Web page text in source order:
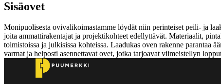
Sisäovet
Monipuolisesta ovivalikoimastamme löydät niin perinteiset peili- ja
joita ammattirakentajat ja projektikohteet edellyttävät. Materiaalit,
toimistoissa ja julkisissa kohteissa. Laadukas oven rakenne parantaa
varmat ja helposti asennettavat ovet, jotka tarjoavat viimeistellyn